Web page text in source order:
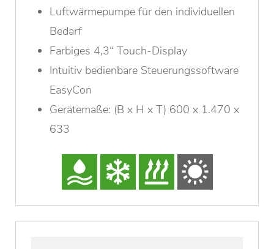
Luftwärmepumpe für den individuellen
Bedarf
Farbiges 4,3“ Touch-Display
Intuitiv bedienbare Steuerungssoftware
EasyCon
Gerätemaße: (B x H x T) 600 x 1.470 x
633